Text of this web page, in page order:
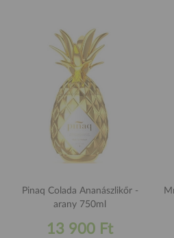
Pinaq Colada Ananászlikőr -
arany 750ml
13 900 Ft